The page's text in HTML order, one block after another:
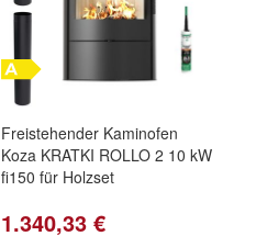
Freistehender Kaminofen
Koza KRATKI ROLLO 2 10 kW
fi150 für Holzset
1.340,33 €